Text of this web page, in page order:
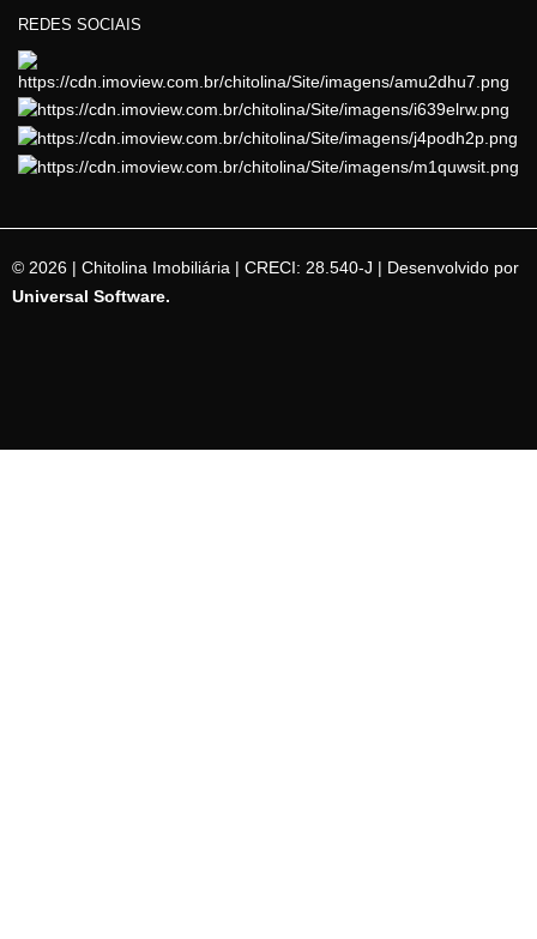
REDES SOCIAIS
© 2026 | Chitolina Imobiliária | CRECI: 28.540-J | Desenvolvido por
Universal Software.